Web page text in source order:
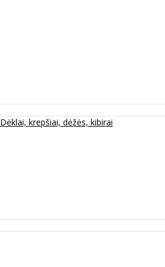
Dėklai, krepšiai, dėžės, kibirai